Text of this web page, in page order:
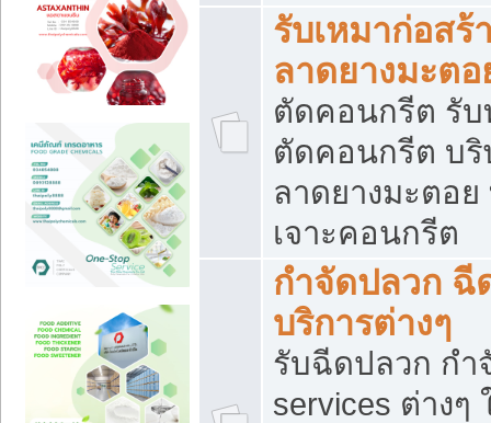
รับเหมาก่อส
ลาดยางมะต
ตัดคอนกรีต รับ
ตัดคอนกรีต บริ
ลาดยางมะตอ
เจาะคอนกรีต
กำจัดปลวก ฉี
บริการต่างๆ
รับฉีดปลวก กำ
services ต่าง